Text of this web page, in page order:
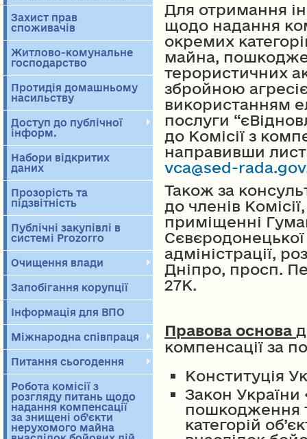
Захист прав
споживачів
Житлово-комунальне
господарство
Протидія домашньому
насильству
Доступ до публічної
інформ.
Набори відкритих
даних
Прозорість та
підзвітність
Публічні закупівлі в
системі Prozorro
Очищення влади
Запобігання корупції
Інформація для ВПО
Міжнародна співпраця
Питання сьогодення
Робота комісії з
розгляду питань щодо
надання компенсації
за знищені об’єкти
нерухомого майна
Для отримання
щодо надання
окремих
майна,
терористичних
збройною
використанням
послуги
до Комісії з
направивши
vca@sed-
Також за
до членів
приміщенні
Сєвєродонецької
адміністрації,
Дніпро, просп.
27К.
Правова основа
компенсації за
Конституція
Закон
пошкодження
категорій